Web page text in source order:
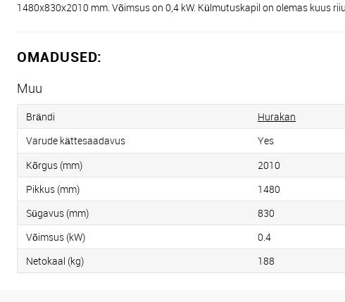
1480x830x2010 mm. Võimsus on 0,4 kW. Külmutuskapil on olemas kuus
OMADUSED:
Muu
Brändi
Hurakan
Varude kättesaadavus
Yes
Kõrgus (mm)
2010
Pikkus (mm)
1480
Sügavus (mm)
830
Võimsus (kW)
0.4
Netokaal (kg)
188